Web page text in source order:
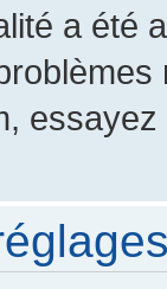
a été